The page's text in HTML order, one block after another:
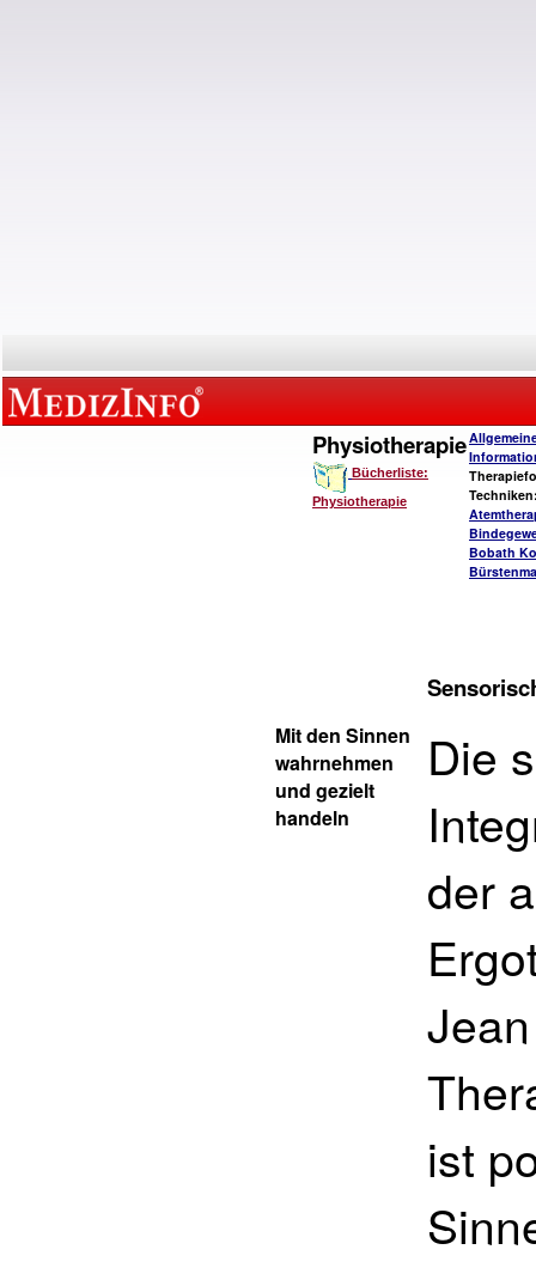
Physiotherapie
Bücherliste:
Physiotherapie
Bobath
Mit den Sinnen
wahrnehmen
und gezielt
handeln
Die
der
ist